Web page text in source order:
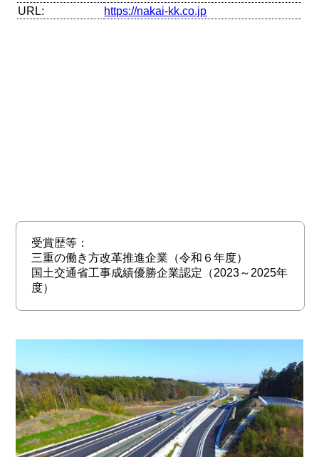
URL:
https://nakai-kk.co.jp
受賞歴等：
三重の働き方改革推進企業（令和６年度）
国土交通省工事成績優勝企業認定（2023～2025年
度）